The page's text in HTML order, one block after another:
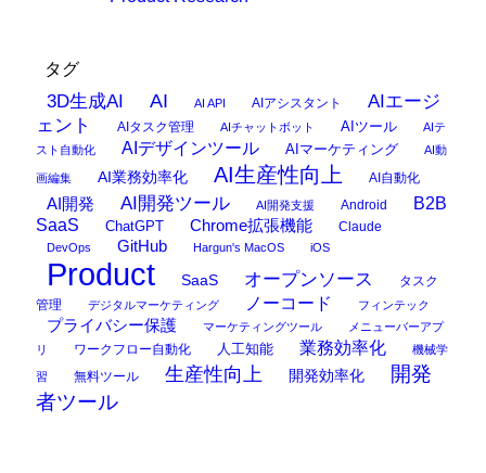
タグ
3D生成AI AI AI API AIアシスタント
AIエージ
ェント
AIタスク管理 AIチャットボット AIツール
AIテ
スト自動化
AIデザインツール AIマーケティング AI動
画編集 AI業務効率化 AI生産性向上 AI自動化
AI開発 AI開発ツール AI開発支援 Android
B2B
SaaS
ChatGPT Chrome拡張機能 Claude
DevOps GitHub Hargun's MacOS iOS
Product SaaS オープンソース
タスク
管理
デジタルマーケティング ノーコード フィンテック
プライバシー保護 マーケティングツール
メニューバーアプ
リ
ワークフロー自動化 人工知能 業務効率化 機械学
習 無料ツール 生産性向上 開発効率化
開発
者ツール